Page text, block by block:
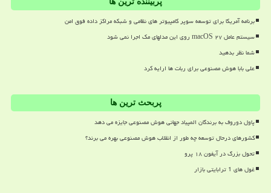
برنامه آمریکا برای توسعه سوپر کامپیوتر های نظامی و شبکه مراکز داده فوق امن
سیستم عامل macOS ۲۷ روی این مدلهای مک اجرا نمی شود
شما نظر بدهید
علی بابا هوش مصنوعی برای ربات ها ارایه کرد
پربحث ترین ها
پاول دوروف به برندگان المپیاد جهانی هوش مصنوعی جایزه می دهد
کشورهای درحال توسعه چه طور از انقلاب هوش مصنوعی بهره می برند؟
تحول بزرگ در آیفون ۱۸ پرو
غول های 1 ترابایتی بازار